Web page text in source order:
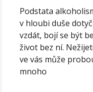
Podstata
v hloubi duše
vzdát, bojí se být
život bez ní.
ve vás může
mnoho